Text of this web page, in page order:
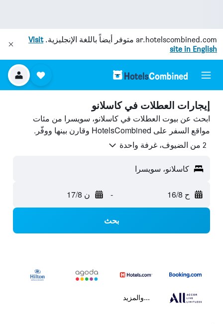
ar.hotelscombined.com متوفر أيضاً باللغة الإنجليزية.Visit
site in English
إيجارات العطلات في كاسلانو
ابحث عن بيوت العطلات في كاسلانو، سويسرا من مئات
مواقع السفر على HotelsCombined وقارن بينها ووفّر.
2 من الضيوف، غرفة واحدة
كاسلانو، سويسرا
ح 16/8 - ن 17/8
بحث
...والمزيد